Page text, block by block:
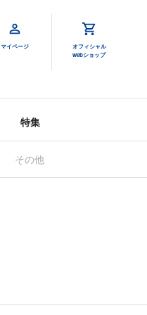
マイページ
オフィシャル
webショップ
特集
その他